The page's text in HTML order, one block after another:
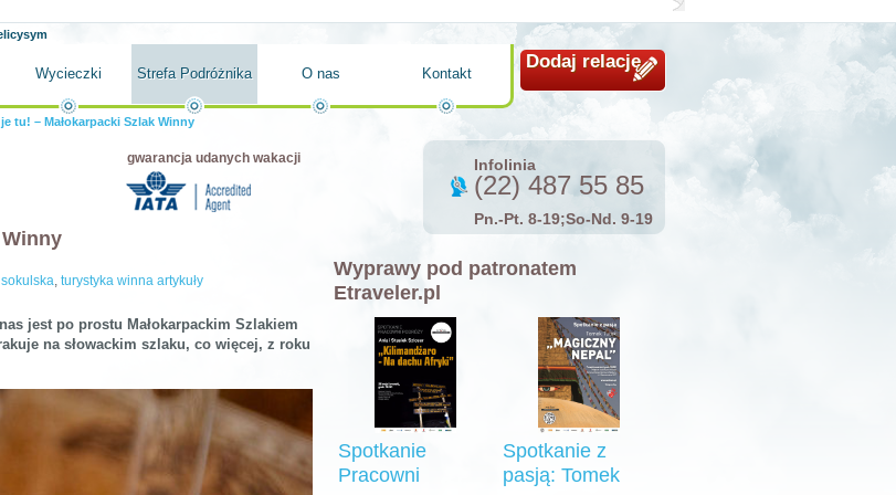
Dodaj relację
Wycieczki Strefa Podróżnika O nas Kontakt
tu! – Małokarpacki Szlak Winny
gwarancja udanych wakacji
, turystyka winna artykuły
jest po prostu Małokarpackim Szlakiem
na słowackim szlaku, co więcej, z roku
Infolinia
(22) 487 55 85
Pn.-Pt. 8-19;So-Nd. 9-19
Wyprawy pod patronatem
Etraveler.pl
Spotkanie
Pracowni
Spotkanie z
pasją: Tomek